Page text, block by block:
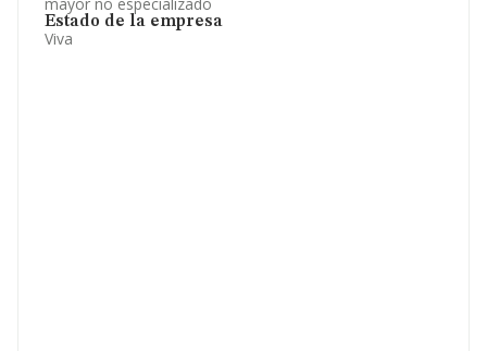
Estado de la empresa
Viva